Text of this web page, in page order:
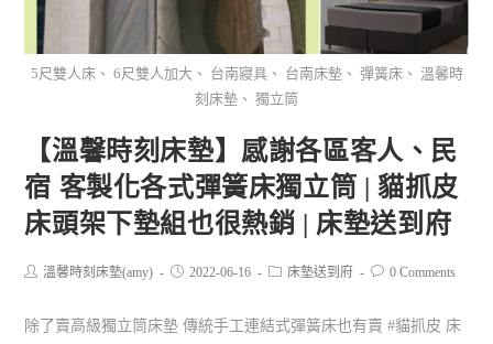
5尺雙人床、 6尺雙人加大、 台南寢具、 台南床墊、 彈簧床、 溫馨時
刻床墊、 獨立筒
【溫馨時刻床墊】感謝各區客人、民
宿 客製化各式彈簧床獨立筒 | 貓抓皮
床頭架下墊組也很熱銷 | 床墊送到府
溫馨時刻床墊(amy) 2022-06-16 床墊送到府 0 Comments
除了賣高級獨立筒床墊 傳統手工連結式彈簧床也有賣 #貓抓皮 床